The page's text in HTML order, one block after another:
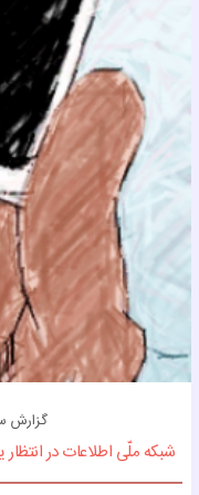
گزارش
شبکه ملّی اطلاعات در